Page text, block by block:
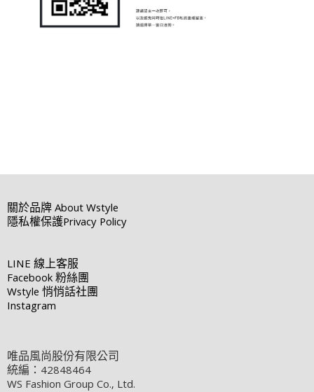
關於品牌About Wstyle
隱私權保護Privacy Policy
LINE線上客服
Facebook粉絲團
Wstyle悄悄話社團
Instagram
唯品風尚股份有限公司
統編：42848464
WS Fashion Group Co., Ltd.